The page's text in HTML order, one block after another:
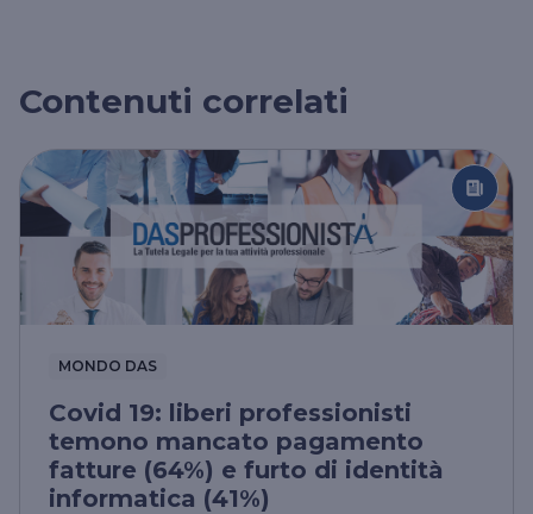
Contenuti correlati
MONDO DAS
Covid 19: liberi professionisti
temono mancato pagamento
fatture (64%) e furto di identità
informatica (41%)